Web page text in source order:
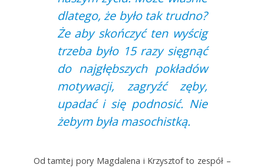
dlatego, że było tak trudno?
Że aby skończyć ten wyścig
trzeba było 15 razy sięgnąć
do najgłębszych pokładów
motywacji, zagryźć zęby,
upadać i się podnosić. Nie
żebym była masochistką.
Od tamtej pory Magdalena i Krzysztof to zespół –